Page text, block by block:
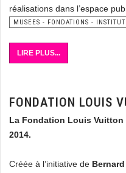
réalisations dans l’espace
MUSEES - FONDATIONS -
LIRE PLUS...
FONDATION LOUIS
La Fondation Louis
2014.
Créée à l’initiative de